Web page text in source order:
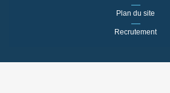
Plan du site
Recrutement